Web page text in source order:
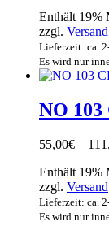
Enthält 19%
zzgl. Versand
Lieferzeit: ca.
Es wird nur
NO
55,00€ –
Enthält 19%
zzgl. Versand
Lieferzeit: ca.
Es wird nur